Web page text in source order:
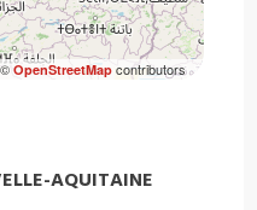
©OpenStreetMapcontributors
AQUITAINE